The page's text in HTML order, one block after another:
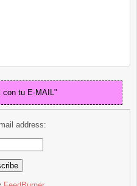
con tu E-MAIL"
address: